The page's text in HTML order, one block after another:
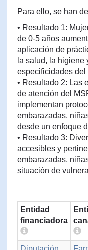
Para ello, se han
• Resultado 1:
de 0-5 años
aplicación de
la salud, la higiene
especificidades del
• Resultado 2: Las
de atención del
implementan
embarazadas,
desde un enfoque
• Resultado 3:
accesibles y
embarazadas,
situación de
Entidad
financiadora